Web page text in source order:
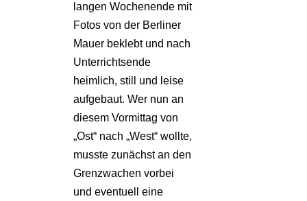
langen Wochenende mit
Fotos von der Berliner
Mauer beklebt und nach
Unterrichtsende
heimlich, still und leise
aufgebaut. Wer nun an
diesem Vormittag von
„Ost“ nach „West“ wollte,
musste zunächst an den
Grenzwachen vorbei
und eventuell eine